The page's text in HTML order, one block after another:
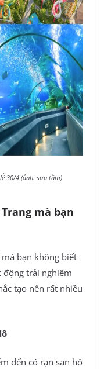
30/4 (ảnh: sưu tầm)
mà bạn
mà bạn không biết
trải nghiệm
tạo nên rất nhiều
đến có rạn san hô